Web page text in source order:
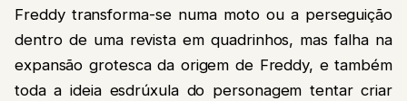
Freddy transforma-se numa moto ou a perseguição
dentro de uma revista em quadrinhos, mas falha na
expansão grotesca da origem de Freddy, e também
toda a ideia esdrúxula do personagem tentar criar